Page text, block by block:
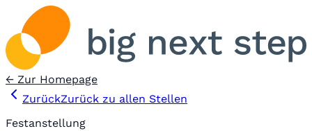
← Zur Homepage
ZurückZurück zu allen Stellen
Festanstellung